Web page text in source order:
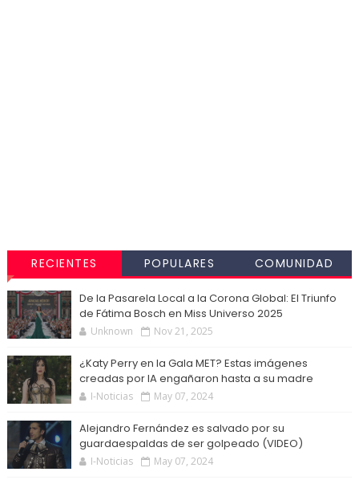
RECIENTES POPULARES COMUNIDAD
De la Pasarela Local a la Corona Global: El Triunfo
de Fátima Bosch en Miss Universo 2025
Unknown Nov 21, 2025
¿Katy Perry en la Gala MET? Estas imágenes
creadas por IA engañaron hasta a su madre
I-Noticias May 07, 2024
Alejandro Fernández es salvado por su
guardaespaldas de ser golpeado (VIDEO)
I-Noticias May 07, 2024